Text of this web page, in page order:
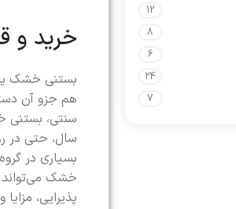
12
8
6
24
7
خرید
بستنی خشک
هم جزو آن
سنتی، بستنی
سال، حتی در
بسیاری در
خشک می‌تواند
پذیرایی،